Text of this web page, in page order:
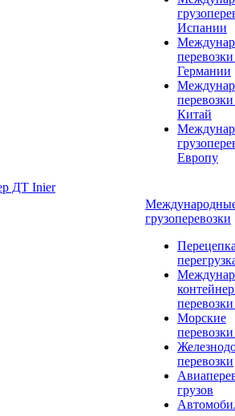
Испании
Германии
Китай
Европу
грузоперевозки
Морские
перевозки
грузов